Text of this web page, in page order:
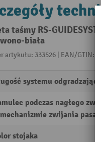
taśmy RS-
biała
artykułu: 333526 | EAN/GTIN:
systemu
podczas nagłego
zwijania pasa
stojaka